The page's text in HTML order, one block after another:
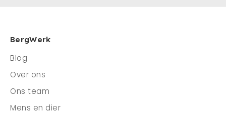
BergWerk
Blog
Over ons
Ons team
Mens en dier